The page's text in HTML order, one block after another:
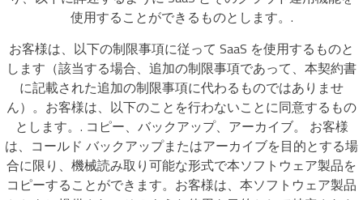
使用することができるものとします。.
お客様は、以下の制限事項に従って SaaS を使用するものと
します（該当する場合、追加の制限事項であって、本契約書
に記載された追加の制限事項に代わるものではありませ
ん）。お客様は、以下のことを行わないことに同意するもの
とします。. コピー、バックアップ、アーカイブ。 お客様
は、コールド バックアップまたはアーカイブを目的とする場
合に限り、機械読み取り可能な形式で本ソフトウェア製品を
コピーすることができます。お客様は、本ソフトウェア製品